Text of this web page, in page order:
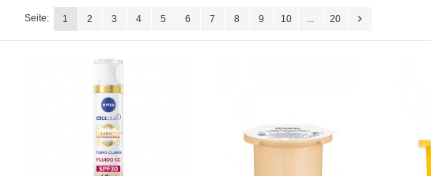
Seite: 1 2 3 4 5 6 7 8 9 10 ... 20